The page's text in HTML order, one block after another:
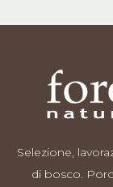
Selezione,
di bosco.